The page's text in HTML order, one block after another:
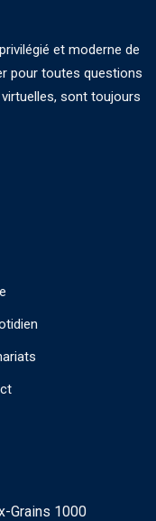
et moderne de
pour toutes questions
sont toujours
Grains 1000